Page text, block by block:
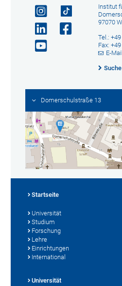
Institut
97070
Tel.:
Fax:
E-Mail
Domerschulstraße 13
Startseite
Universität
Studium
Forschung
Lehre
Einrichtungen
International
Universität